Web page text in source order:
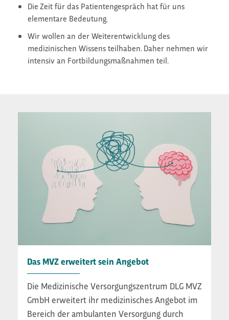
Die Zeit für das Patientengespräch hat für uns
elementare Bedeutung.
Wir wollen an der Weiterentwicklung des
medizinischen Wissens teilhaben. Daher nehmen wir
intensiv an Fortbildungsmaßnahmen teil.
Das MVZ erweitert sein Angebot
Die Medizinische Versorgungszentrum DLG MVZ
GmbH erweitert ihr medizinisches Angebot im
Bereich der ambulanten Versorgung durch